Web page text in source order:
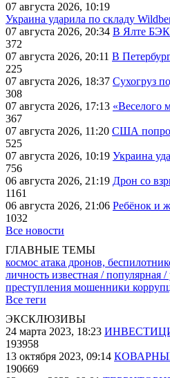
07 августа 2026, 10:19
Украина ударила по складу
07 августа 2026, 20:34 В Ялте БЭК
372
07 августа 2026, 20:11 В
225
07 августа 2026, 18:37 Сухогруз
308
07 августа 2026, 17:13 «Веселого
367
07 августа 2026, 11:20 США
525
07 августа 2026, 10:19 Украина
756
06 августа 2026, 21:19 Дрон со
1161
06 августа 2026, 21:06 Ребёнок и
1032
Все новости
ГЛАВНЫЕ ТЕМЫ
космос атака дронов,
личность известная / популярная
преступления мошенники
Все теги
ЭКСКЛЮЗИВЫ
24 марта 2023, 18:23
193958
13 октября 2023, 09:14
190669